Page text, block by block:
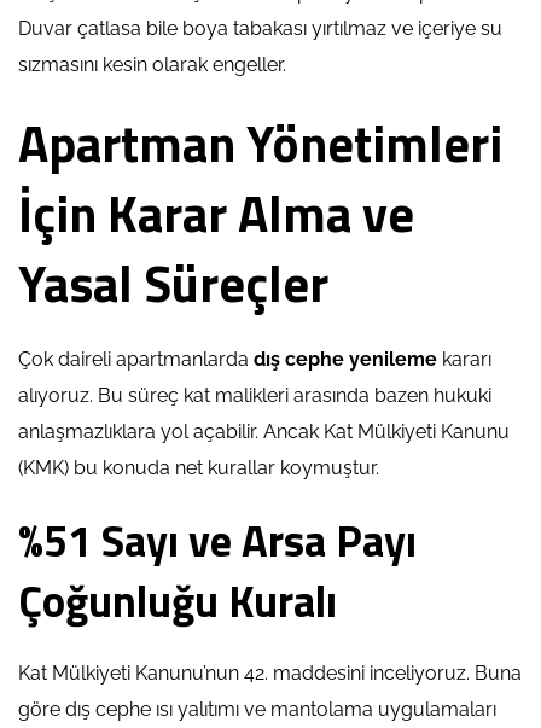
Duvar çatlasa bile boya tabakası yırtılmaz ve içeriye su
sızmasını kesin olarak engeller.
Apartman Yönetimleri
İçin Karar Alma ve
Yasal Süreçler
Çok daireli apartmanlarda dış cephe yenileme kararı
alıyoruz. Bu süreç kat malikleri arasında bazen hukuki
anlaşmazlıklara yol açabilir. Ancak Kat Mülkiyeti Kanunu
(KMK) bu konuda net kurallar koymuştur.
%51 Sayı ve Arsa Payı
Çoğunluğu Kuralı
Kat Mülkiyeti Kanunu’nun 42. maddesini inceliyoruz. Buna
göre dış cephe ısı yalıtımı ve mantolama uygulamaları